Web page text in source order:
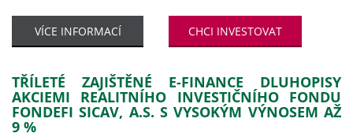
VÍCE INFORMACÍ CHCI INVESTOVAT
TŘÍLETÉ ZAJIŠTĚNÉ E-FINANCE DLUHOPISY
AKCIEMI REALITNÍHO INVESTIČNÍHO FONDU
FONDEFI SICAV, A.S. S VYSOKÝM VÝNOSEM AŽ
9 %